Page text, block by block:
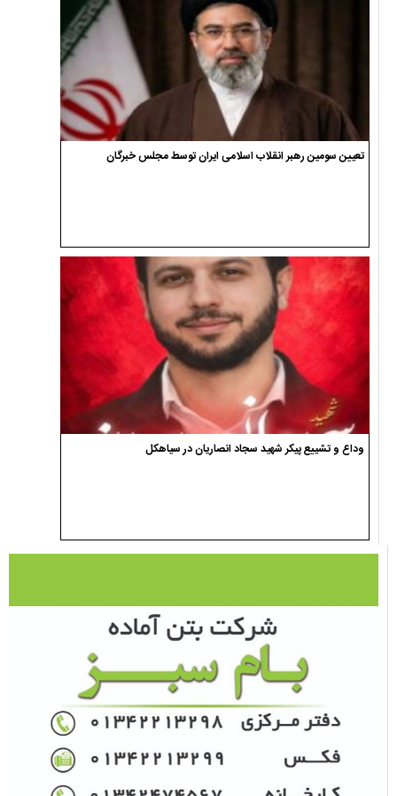
تعیین سومین رهبر انقلاب اسلامی ایران توسط مجلس خبرگان
وداع و تشییع پیکر شهید سجاد انصاریان در سیاهکل